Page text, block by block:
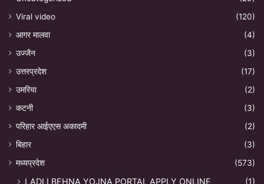
Viral video
(120)
आगर मालवा
(4)
उज्जैन
(3)
उत्तरप्रदेश
(17)
उमरिया
(2)
कटनी
(3)
परिहार आईएएस अकादमी
(2)
बिहार
(3)
मध्यप्रदेश
(573)
LADLI BEHNA YOJNA PORTAL APPLY ONLINE
(1)